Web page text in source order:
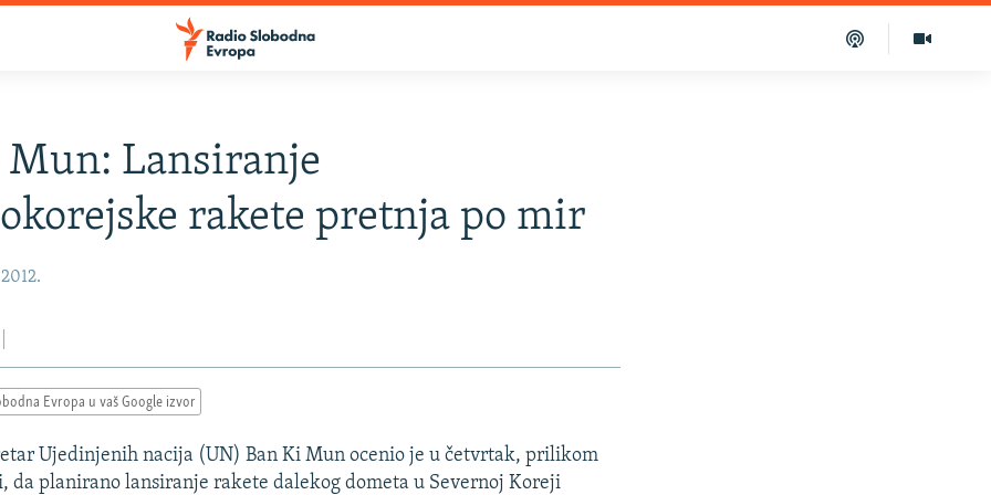
Mun: Lansiranje
rakete pretnja po mir
Evropa u vaš Google izvor
Ujedinjenih nacija (UN) Ban Ki Mun ocenio je u četvrtak, prilikom
da planirano lansiranje rakete dalekog dometa u Severnoj Koreji